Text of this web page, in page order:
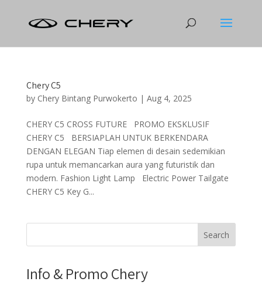
Chery C5
by Chery Bintang Purwokerto | Aug 4, 2025
CHERY C5 CROSS FUTURE PROMO EKSKLUSIF
CHERY C5 BERSIAPLAH UNTUK BERKENDARA
DENGAN ELEGAN Tiap elemen di desain sedemikian
rupa untuk memancarkan aura yang futuristik dan
modern. Fashion Light Lamp Electric Power Tailgate
CHERY C5 Key G...
Search
Info & Promo Chery